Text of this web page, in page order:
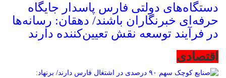
دستگاه‌های دولتی فارس پاسدار جایگاه
حرفه‌ای خبرنگاران باشند/ دهقان: رسانه‌ها
در فرآیند توسعه نقش تعیین‌کننده دارند
اقتصادی